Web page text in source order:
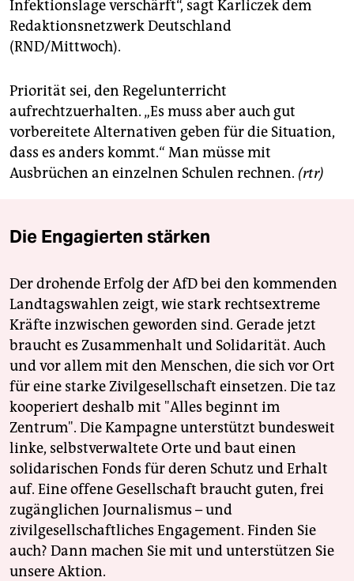
Infektionslage verschärft“, sagt Karliczek dem
Redaktionsnetzwerk Deutschland
(RND/Mittwoch).
Priorität sei, den Regelunterricht
aufrechtzuerhalten. „Es muss aber auch gut
vorbereitete Alternativen geben für die Situation,
dass es anders kommt.“ Man müsse mit
Ausbrüchen an einzelnen Schulen rechnen. (rtr)
Die Engagierten stärken
Der drohende Erfolg der AfD bei den kommenden
Landtagswahlen zeigt, wie stark rechtsextreme
Kräfte inzwischen geworden sind. Gerade jetzt
braucht es Zusammenhalt und Solidarität. Auch
und vor allem mit den Menschen, die sich vor Ort
für eine starke Zivilgesellschaft einsetzen. Die taz
kooperiert deshalb mit "Alles beginnt im
Zentrum". Die Kampagne unterstützt bundesweit
linke, selbstverwaltete Orte und baut einen
solidarischen Fonds für deren Schutz und Erhalt
auf. Eine offene Gesellschaft braucht guten, frei
zugänglichen Journalismus – und
zivilgesellschaftliches Engagement. Finden Sie
auch? Dann machen Sie mit und unterstützen Sie
unsere Aktion.